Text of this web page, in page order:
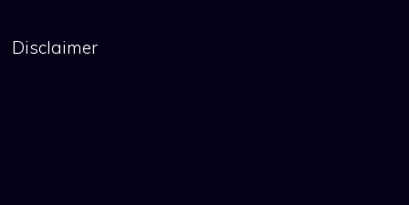
Disclaimer